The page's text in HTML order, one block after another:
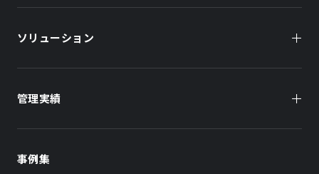
ソリューション
オーナー様向け
管理実績
事例集